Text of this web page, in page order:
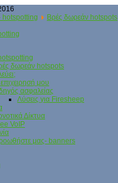
hotspotting Βρές δωρεάν hotspots
δωρεάν hotspots
μου
ασφαλείας
Λύσεις για Firesheep
Δίκτυα
VoIP
μας- banners